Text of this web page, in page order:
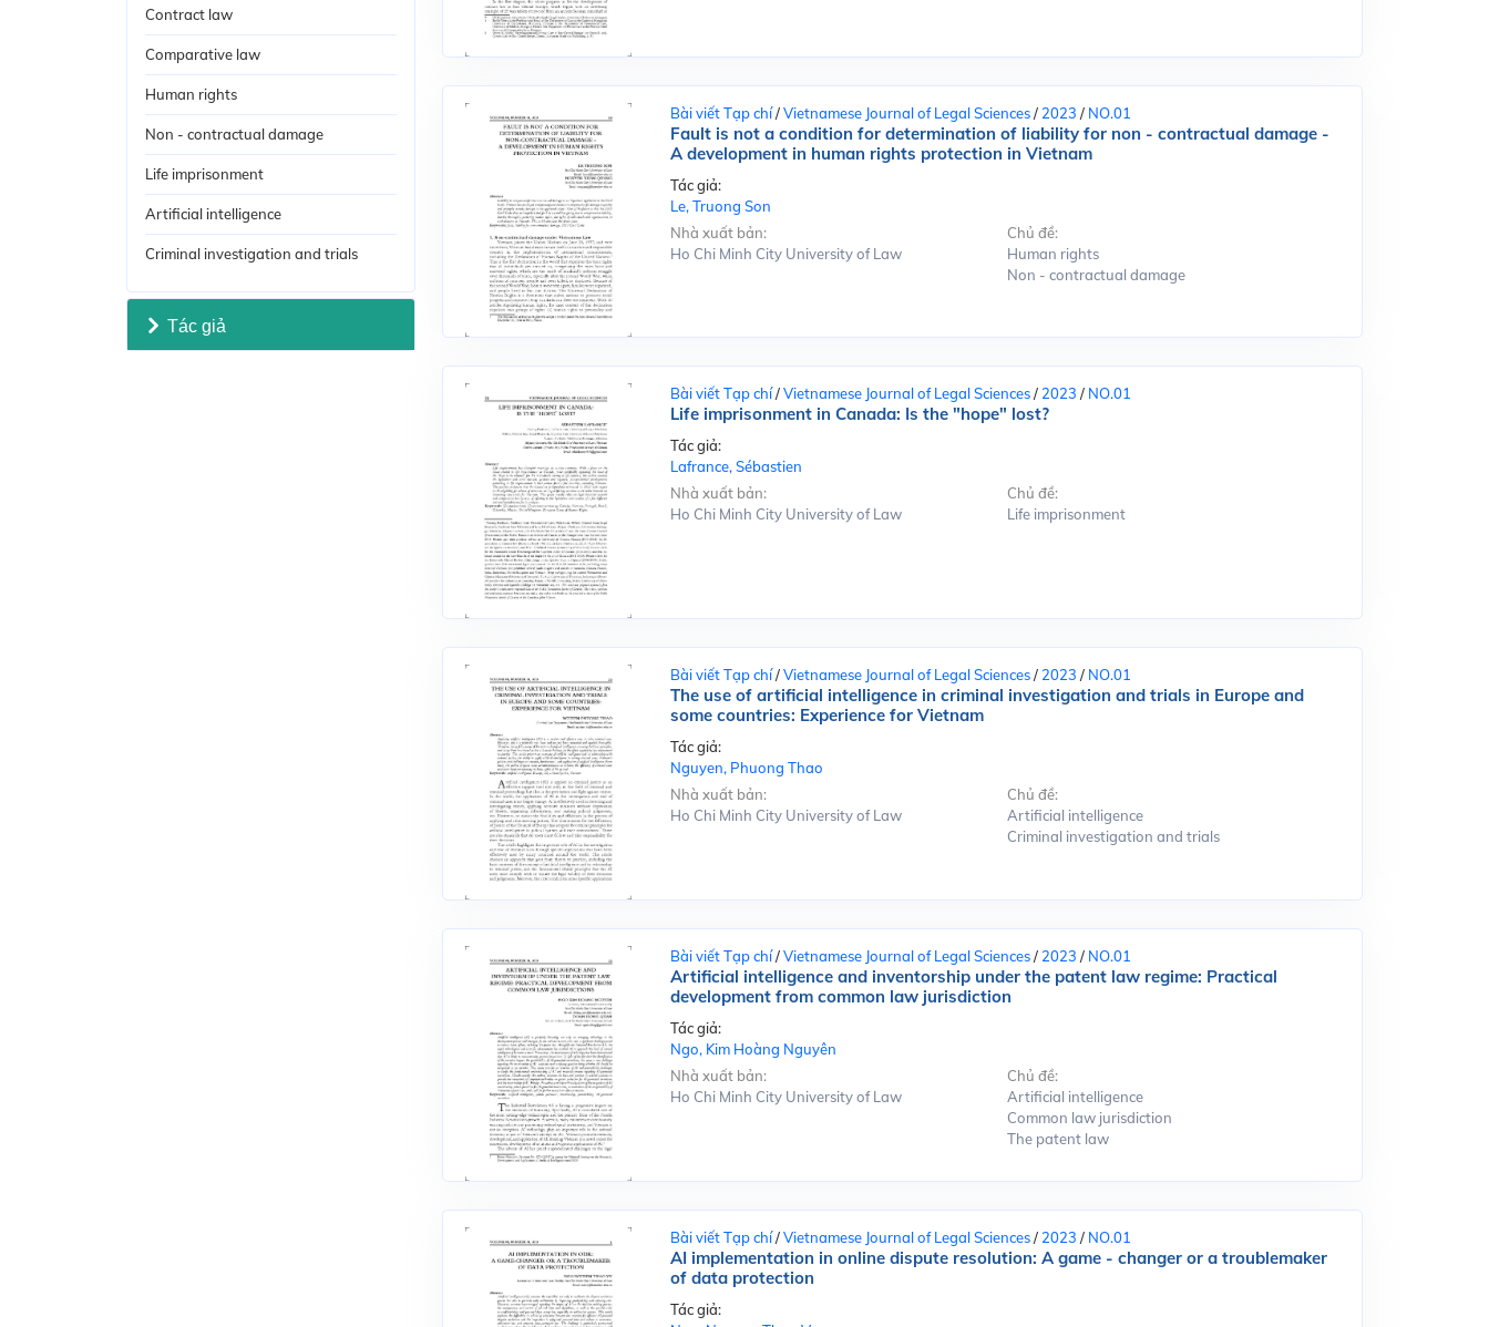
Contract law
Comparative law
Human rights
Non - contractual damage
Life imprisonment
Artificial intelligence
Criminal investigation and trials
Tác giả
Bài viết Tạp chí/Vietnamese Journal of Legal Sciences/ 2023 / NO.01
Fault is not a condition for determination of liability for non - contractual damage -
A development in human rights protection in Vietnam
Tác giả:
Le, Truong Son
Nhà xuất bản:
Ho Chi Minh City University of Law
Chủ đề:
Human rights
Non - contractual damage
Bài viết Tạp chí/Vietnamese Journal of Legal Sciences/ 2023 / NO.01
Life imprisonment in Canada: Is the "hope" lost?
Tác giả:
Lafrance, Sébastien
Nhà xuất bản:
Ho Chi Minh City University of Law
Chủ đề:
Life imprisonment
Bài viết Tạp chí/Vietnamese Journal of Legal Sciences/ 2023 / NO.01
The use of artificial intelligence in criminal investigation and trials in Europe and
some countries: Experience for Vietnam
Tác giả:
Nguyen, Phuong Thao
Nhà xuất bản:
Ho Chi Minh City University of Law
Chủ đề:
Artificial intelligence
Criminal investigation and trials
Bài viết Tạp chí/Vietnamese Journal of Legal Sciences/ 2023 / NO.01
Artificial intelligence and inventorship under the patent law regime: Practical
development from common law jurisdiction
Tác giả:
Ngo, Kim Hoàng Nguyên
Nhà xuất bản:
Ho Chi Minh City University of Law
Chủ đề:
Artificial intelligence
Common law jurisdiction
The patent law
Bài viết Tạp chí/Vietnamese Journal of Legal Sciences/ 2023 / NO.01
AI implementation in online dispute resolution: A game - changer or a troublemaker
of data protection
Tác giả: